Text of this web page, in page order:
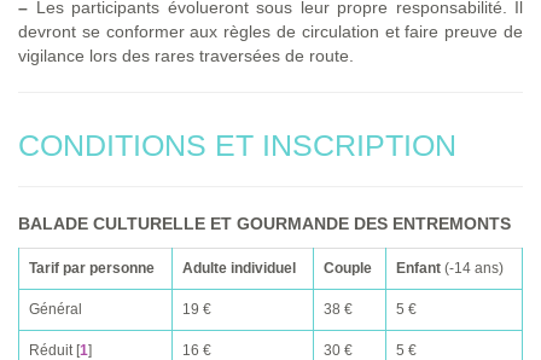
– Les participants évolueront sous leur propre responsabilité. Il
devront se conformer aux règles de circulation et faire preuve de
vigilance lors des rares traversées de route.
CONDITIONS ET INSCRIPTION
BALADE CULTURELLE ET GOURMANDE DES ENTREMONTS
Tarif par personne Adulte individuel Couple Enfant (-14 ans)
Général 19 € 38 € 5 €
Réduit[1] 16 € 30 € 5 €